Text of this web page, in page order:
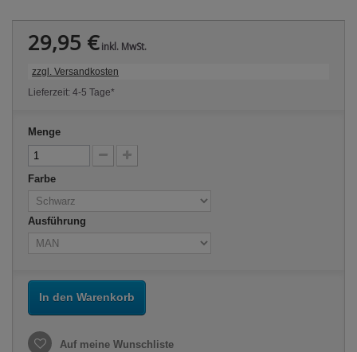
29,95 €inkl. MwSt.
zzgl. Versandkosten
Lieferzeit: 4-5 Tage*
Menge
Farbe
Ausführung
In den Warenkorb
Auf meine Wunschliste